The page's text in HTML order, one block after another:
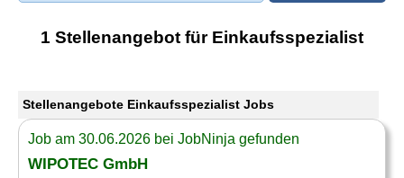
1 Stellenangebot für Einkaufsspezialist
Stellenangebote Einkaufsspezialist Jobs
Job am 30.06.2026 bei JobNinja gefunden
WIPOTEC GmbH